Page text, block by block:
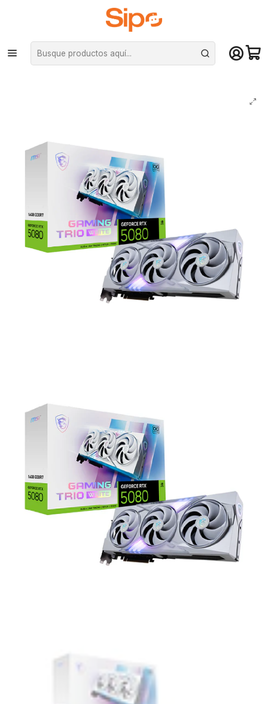
¡Compra hasta mediodía y recibe hoy! De lunes a sábado en el gran
Santiago. Envío gratis desde $29.990
Inicio Componentes PC Tarjeta de vídeo Nvidia GeForce
Tarjeta de Video Msi RTX 5080 16G GAMING TRIO OC WHITE GDDR7
PciE-5